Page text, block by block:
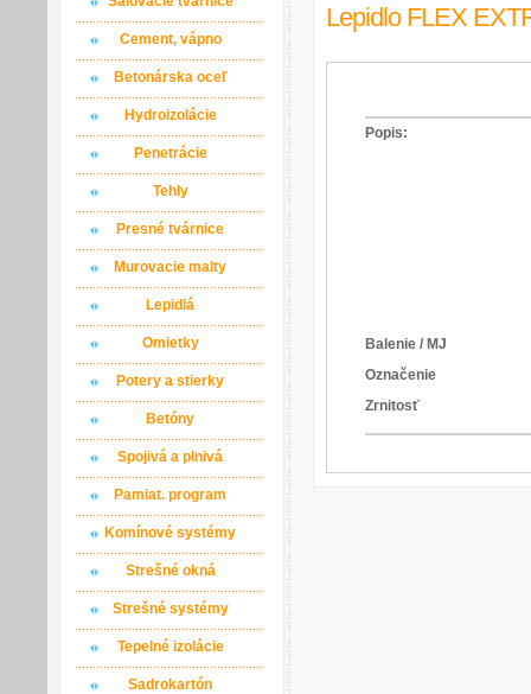
Cement, vápno
Betonárska oceľ
Hydroizolácie
Penetrácie
Tehly
Presné tvárnice
Murovacie malty
Lepidlá
Omietky
Potery a stierky
Betóny
Spojivá a plnivá
Pamiat. program
Komínové systémy
Strešné okná
Strešné systémy
Tepelné izolácie
Sadrokartón
Lepidlo FLEX
Popis:
Balenie / MJ
Označenie
Zrnitosť